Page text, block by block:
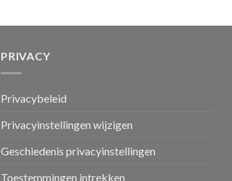
PRIVACY
Privacybeleid
Privacyinstellingen wijzigen
Geschiedenis privacyinstellingen
Toestemmingen intrekken